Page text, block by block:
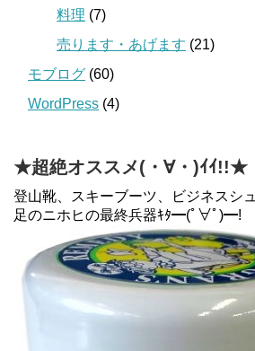
料理 (7)
売ります・あげます (21)
モブログ (60)
WordPress (4)
★超絶オススメ(・∀・)ｲｲ!!★
登山靴、スキーブーツ、ビジネスシ
足のニホヒの最終兵器ｷﾀ━(ﾟ∀ﾟ)━!